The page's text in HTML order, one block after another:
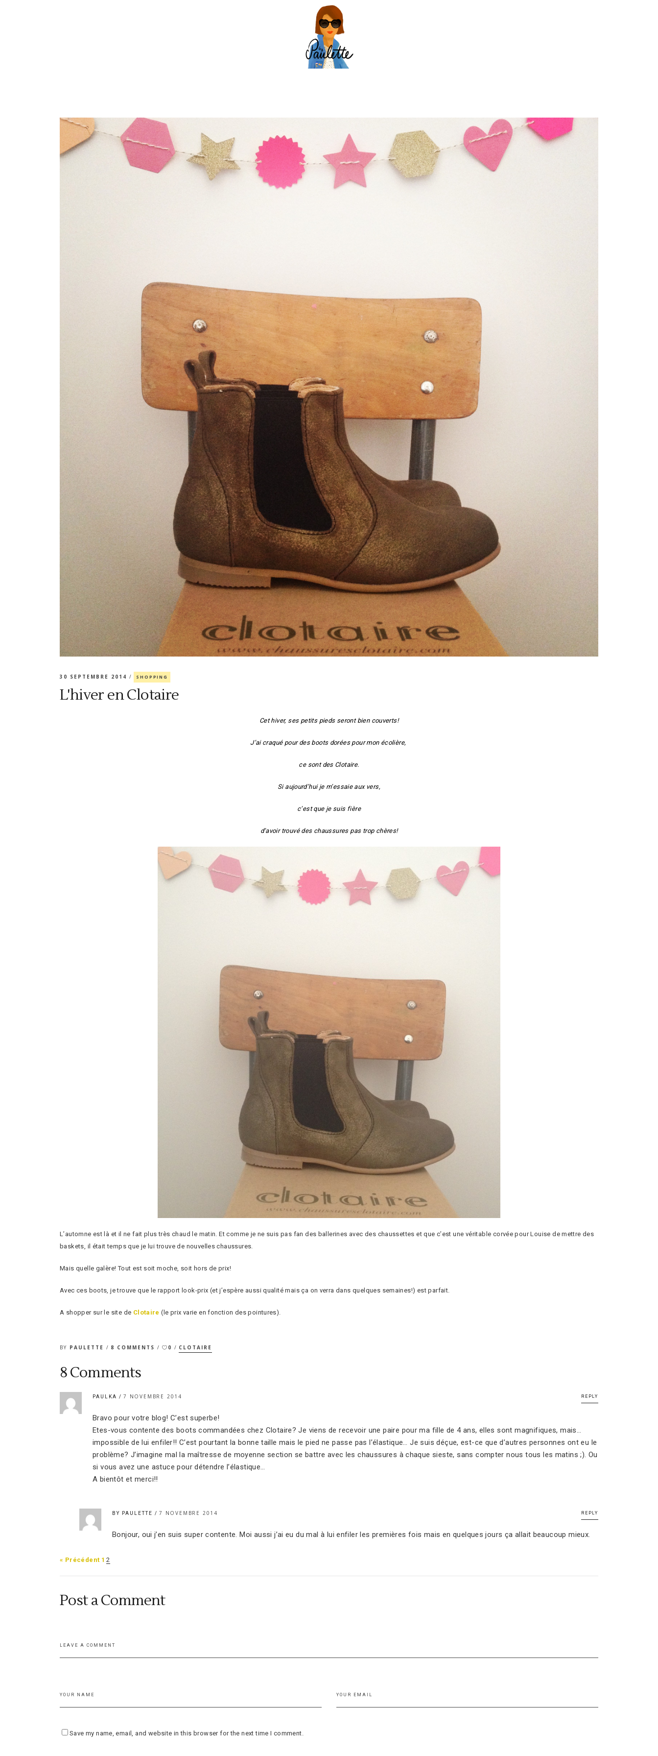
30 SEPTEMBRE 2014 SHOPPING
L'hiver en Clotaire
Cet hiver, ses petits pieds seront bien couverts!
J’ai craqué pour des boots dorées pour mon écolière,
ce sont des Clotaire.
Si aujourd’hui je m’essaie aux vers,
c’est que je suis fière
d’avoir trouvé des chaussures pas trop chères!
L’automne est là et il ne fait plus très chaud le matin. Et comme je ne suis pas fan des ballerines avec des chaussettes et que c’est une véritable corvée pour Louise de mettre des
baskets, il était temps que je lui trouve de nouvelles chaussures.
Mais quelle galère! Tout est soit moche, soit hors de prix!
Avec ces boots, je trouve que le rapport look-prix (et j’espère aussi qualité mais ça on verra dans quelques semaines!) est parfait.
A shopper sur le site de Clotaire (le prix varie en fonction des pointures).
BY PAULETTE 8 COMMENTS 0 CLOTAIRE
8 Comments
PAULKA 7 NOVEMBRE 2014 REPLY
Bravo pour votre blog! C’est superbe!
Etes-vous contente des boots commandées chez Clotaire? Je viens de recevoir une paire pour ma fille de 4 ans, elles sont magnifiques, mais…
impossible de lui enfiler!! C’est pourtant la bonne taille mais le pied ne passe pas l’élastique… Je suis déçue, est-ce que d’autres personnes ont eu le
problème? J’imagine mal la maîtresse de moyenne section se battre avec les chaussures à chaque sieste, sans compter nous tous les matins ;). Ou
si vous avez une astuce pour détendre l’élastique…
A bientôt et merci!!
BY PAULETTE 7 NOVEMBRE 2014 REPLY
Bonjour, oui j’en suis super contente. Moi aussi j’ai eu du mal à lui enfiler les premières fois mais en quelques jours ça allait beaucoup mieux.
« Précédent 1 2
Post a Comment
Save my name, email, and website in this browser for the next time I comment.